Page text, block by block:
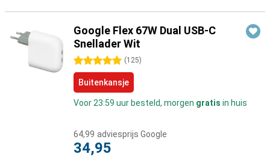
Google Flex 67W Dual USB-C
Snellader Wit
5 sterren (125)
Buitenkansje
Voor 23:59 uur besteld, morgen gratis in huis
64,99 adviesprijs Google
34,95